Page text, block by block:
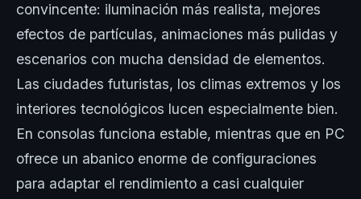
convincente: iluminación más realista, mejores
efectos de partículas, animaciones más pulidas y
escenarios con mucha densidad de elementos.
Las ciudades futuristas, los climas extremos y los
interiores tecnológicos lucen especialmente bien.
En consolas funciona estable, mientras que en PC
ofrece un abanico enorme de configuraciones
para adaptar el rendimiento a casi cualquier